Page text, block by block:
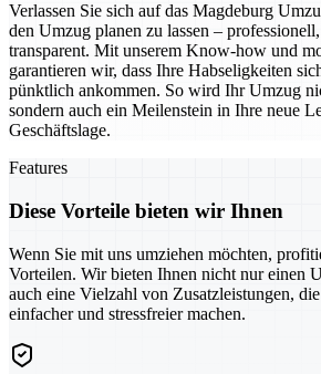
Verlassen Sie sich auf das Magdeburg
den Umzug planen zu lassen –
transparent. Mit unserem Know-how und
garantieren wir, dass Ihre Habseligkeiten
pünktlich ankommen. So wird Ihr Umzug
sondern auch ein Meilenstein in Ihre neue
Geschäftslage.
Features
Diese Vorteile bieten wir Ihnen
Wenn Sie mit uns umziehen möchten,
Vorteilen. Wir bieten Ihnen nicht nur einen
auch eine Vielzahl von Zusatzleistungen,
einfacher und stressfreier machen.